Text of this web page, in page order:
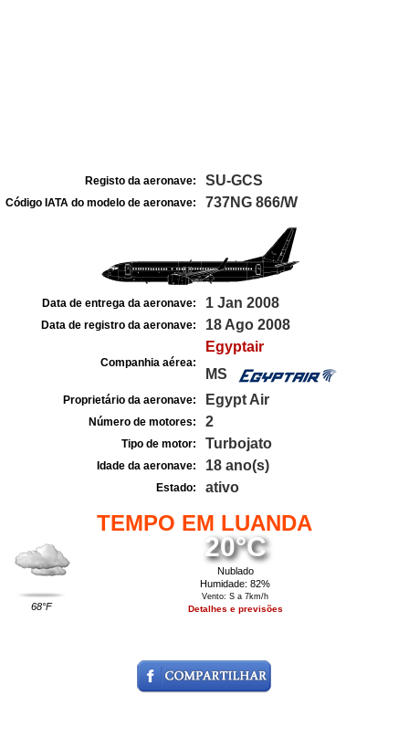
Registo da aeronave: SU-GCS
Código IATA do modelo de aeronave: 737NG 866/W
Data de entrega da aeronave: 1 Jan 2008
Data de registro da aeronave: 18 Ago 2008
Companhia aérea:
Egyptair
MS
Proprietário da aeronave: Egypt Air
Número de motores: 2
Tipo de motor: Turbojato
Idade da aeronave: 18 ano(s)
Estado: ativo
TEMPO EM LUANDA
68°F
20°C
Nublado
Humidade: 82%
Vento: S a 7km/h
Detalhes e previsões